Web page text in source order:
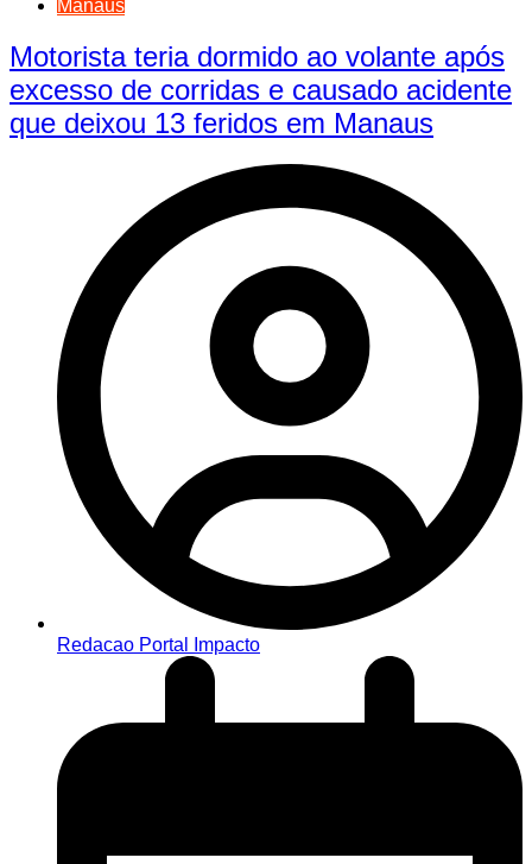
Manaus
Motorista teria dormido ao volante após
excesso de corridas e causado acidente
que deixou 13 feridos em Manaus
Redacao Portal Impacto